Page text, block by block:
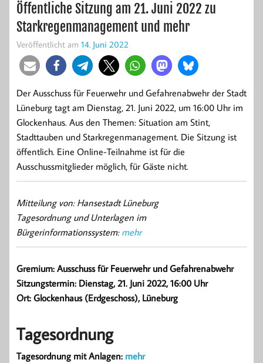
Öffentliche Sitzung am 21. Juni 2022 zu
Starkregenmanagement und mehr
Veröffentlicht am 14. Juni 2022
Der Ausschuss für Feuerwehr und Gefahrenabwehr der Stadt
Lüneburg tagt am Dienstag, 21. Juni 2022, um 16:00 Uhr im
Glockenhaus. Aus den Themen: Situation am Stint,
Stadttauben und Starkregenmanagement. Die Sitzung ist
öffentlich. Eine Online-Teilnahme ist für die
Ausschussmitglieder möglich, für Gäste nicht.
Mitteilung von: Hansestadt Lüneburg
Tagesordnung und Unterlagen im
Bürgerinformationssystem: mehr
Gremium: Ausschuss für Feuerwehr und Gefahrenabwehr
Sitzungstermin: Dienstag, 21. Juni 2022, 16:00 Uhr
Ort: Glockenhaus (Erdgeschoss), Lüneburg
Tagesordnung
Tagesordnung mit Anlagen: mehr